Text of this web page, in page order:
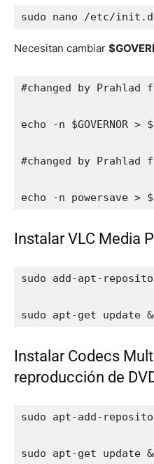
sudo nano /etc/init.d/
Necesitan cambiar
#changed by Prahlad
echo -n $GOVERNOR >
#changed by Prahlad
echo -n powersave >
Instalar VLC Media
sudo add-apt-
sudo apt-get update
Instalar Codecs
reproducción de
sudo apt-add-
sudo apt-get update